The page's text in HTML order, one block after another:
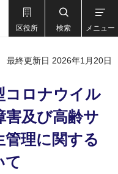
区役所 検索 メニュー
最終更新日 2026年1月20日
コロナウイル
害及び高齢サ
理に関する
て